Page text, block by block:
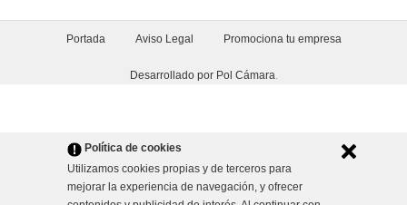
Política de cookies
Utilizamos cookies propias y de terceros para
mejorar la experiencia de navegación, y ofrecer
Portada Aviso Legal Promociona tu empresa
Desarrollado por Pol Cámara.